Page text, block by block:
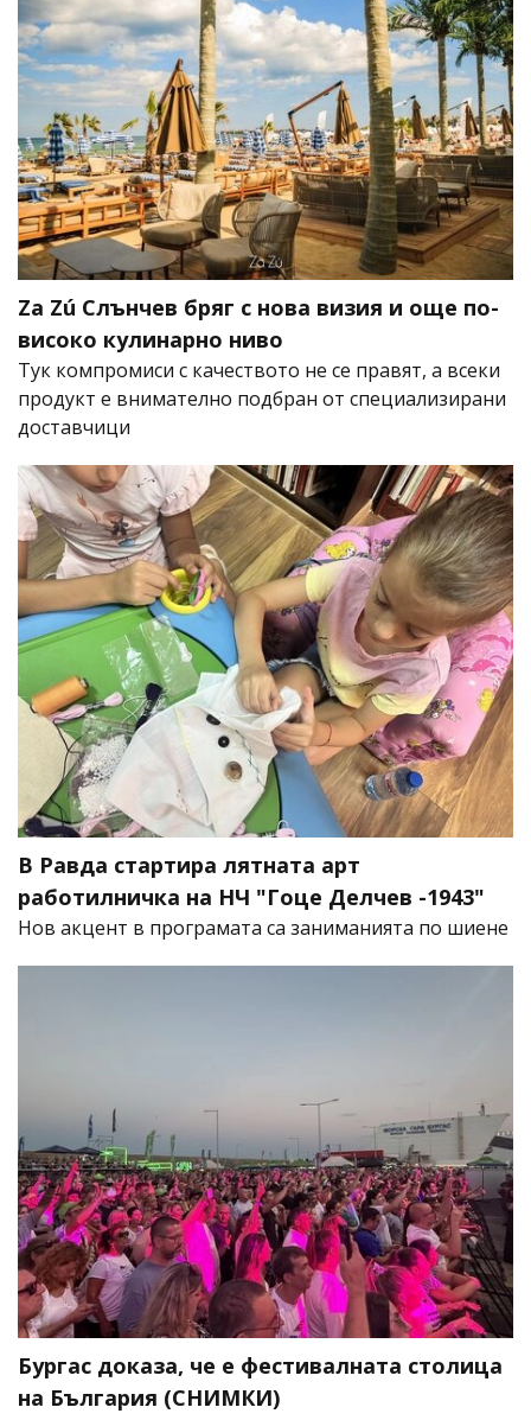
Za Zú Слънчев бряг с нова визия и още по-
високо кулинарно ниво
Тук компромиси с качеството не се правят, а всеки
продукт е внимателно подбран от специализирани
доставчици
В Равда стартира лятната арт
работилничка на НЧ "Гоце Делчев -1943"
Нов акцент в програмата са заниманията по шиене
Бургас доказа, че е фестивалната столица
на България (СНИМКИ)